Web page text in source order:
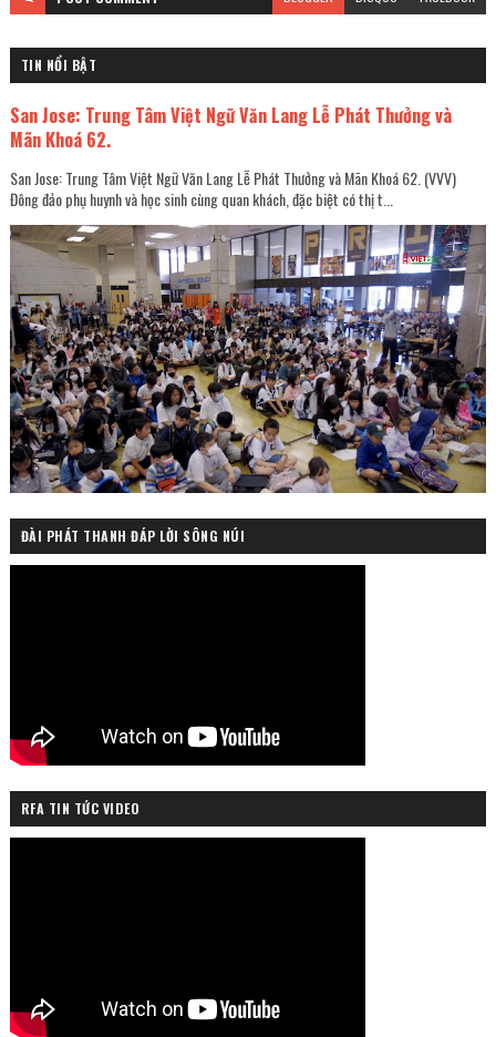
TIN NỔI BẬT
San Jose: Trung Tâm Việt Ngữ Văn Lang Lễ Phát Thưởng và
Mãn Khoá 62.
San Jose: Trung Tâm Việt Ngữ Văn Lang Lễ Phát Thưởng và Mãn Khoá 62. (VVV)
Đông đảo phụ huynh và học sinh cùng quan khách, đặc biệt có thị t...
ĐÀI PHÁT THANH ĐÁP LỜI SÔNG NÚI
RFA TIN TỨC VIDEO